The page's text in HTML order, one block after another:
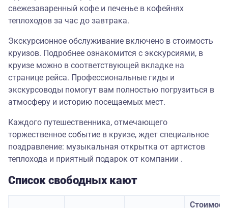
свежезаваренный кофе и печенье в кофейнях
теплоходов за час до завтрака.
Экскурсионное обслуживание включено в стоимость
круизов. Подробнее ознакомится с экскурсиями, в
круизе можно в соответствующей вкладке на
странице рейса. Профессиональные гиды и
экскурсоводы помогут вам полностью погрузиться в
атмосферу и историю посещаемых мест.
Каждого путешественника, отмечающего
торжественное событие в круизе, ждет специальное
поздравление: музыкальная открытка от артистов
теплохода и приятный подарок от компании .
Список свободных кают